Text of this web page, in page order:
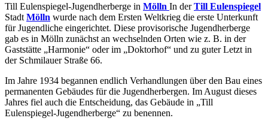
Till Eulenspiegel-Jugendherberge in Mölln In derTill Eulenspiegel
Stadt Mölln wurde nach dem Ersten Weltkrieg die erste Unterkunft
für Jugendliche eingerichtet. Diese provisorische Jugendherberge
gab es in Mölln zunächst an wechselnden Orten wie z. B. in der
Gaststätte „Harmonie“ oder im „Doktorhof“ und zu guter Letzt in
der Schmilauer Straße 66.
Im Jahre 1934 begannen endlich Verhandlungen über den Bau eines
permanenten Gebäudes für die Jugendherbergen. Im August dieses
Jahres fiel auch die Entscheidung, das Gebäude in „Till
Eulenspiegel-Jugendherberge“ zu benennen.